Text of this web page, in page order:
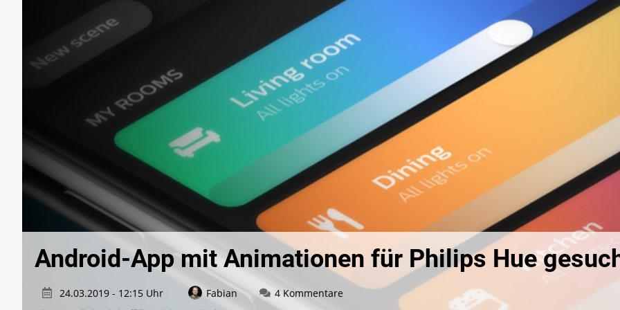
Android-App mit Animationen für Philips Hue
24.03.2019 - 12:15 Uhr Fabian 4 Kommentare